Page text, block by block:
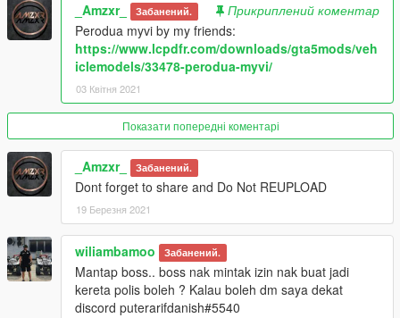
_Amzxr_ Забанений.
Прикриплений коментар
Perodua myvi by my friends:
https://www.lcpdfr.com/downloads/gta5mods/veh
iclemodels/33478-perodua-myvi/
03 Квітня 2021
Показати попередні коментарі
_Amzxr_ Забанений.
Dont forget to share and Do Not REUPLOAD
19 Березня 2021
wiliambamoo Забанений.
Mantap boss.. boss nak mintak izin nak buat jadi
kereta polis boleh ? Kalau boleh dm saya dekat
discord puterarifdanish#5540